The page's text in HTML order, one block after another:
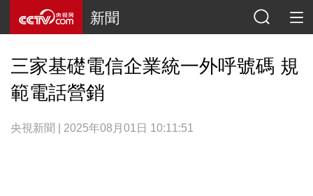
新聞
三家基礎電信企業統一外呼號碼 規
範電話營銷
央視新聞 | 2025年08月01日 10:11:51